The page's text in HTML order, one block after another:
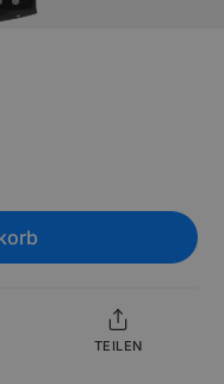
TEILEN